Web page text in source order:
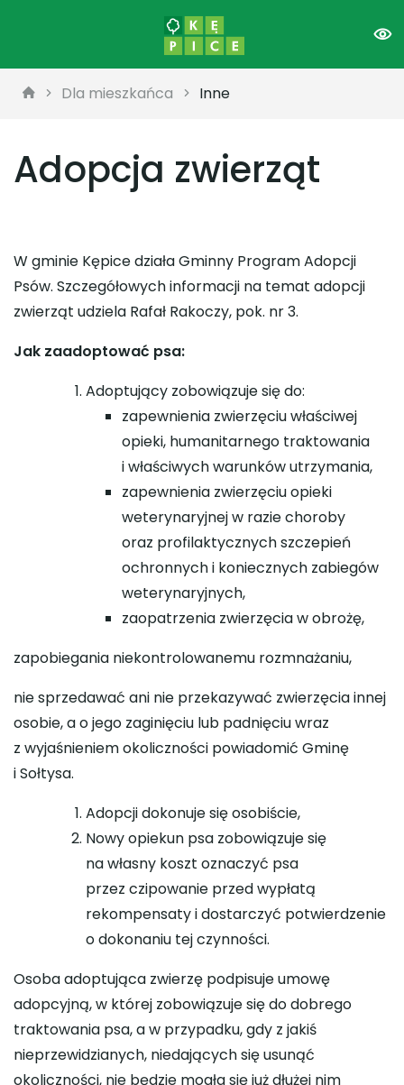
Dla mieszkańca Inne
Adopcja zwierząt
W gminie Kępice działa Gminny Program Adopcji
Psów. Szczegółowych informacji na temat adopcji
zwierząt udziela Rafał Rakoczy, pok. nr 3.
Jak zaadoptować psa:
Adoptujący zobowiązuje się do:
zapewnienia zwierzęciu właściwej
opieki, humanitarnego traktowania
i właściwych warunków utrzymania,
zapewnienia zwierzęciu opieki
weterynaryjnej w razie choroby
oraz profilaktycznych szczepień
ochronnych i koniecznych zabiegów
weterynaryjnych,
zaopatrzenia zwierzęcia w obrożę,
zapobiegania niekontrolowanemu rozmnażaniu,
nie sprzedawać ani nie przekazywać zwierzęcia innej
osobie, a o jego zaginięciu lub padnięciu wraz
z wyjaśnieniem okoliczności powiadomić Gminę
i Sołtysa.
Adopcji dokonuje się osobiście,
Nowy opiekun psa zobowiązuje się
na własny koszt oznaczyć psa
przez czipowanie przed wypłatą
rekompensaty i dostarczyć potwierdzenie
o dokonaniu tej czynności.
Osoba adoptująca zwierzę podpisuje umowę
adopcyjną, w której zobowiązuje się do dobrego
traktowania psa, a w przypadku, gdy z jakiś
nieprzewidzianych, niedających się usunąć
okoliczności, nie będzie mogła się już dłużej nim